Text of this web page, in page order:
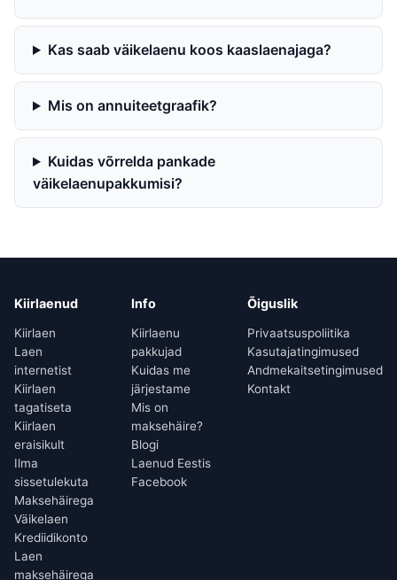
Kas saab väikelaenu koos kaaslaenajaga?
Mis on annuiteetgraafik?
Kuidas võrrelda pankade
väikelaenupakkumisi?
Kiirlaenud
Kiirlaen
Laen
internetist
Kiirlaen
tagatiseta
Kiirlaen
eraisikult
Ilma
sissetulekuta
Maksehäirega
Väikelaen
Krediidikonto
Laen
maksehäirega
Info
Kiirlaenu
pakkujad
Kuidas me
järjestame
Mis on
maksehäire?
Blogi
Laenud Eestis
Facebook
Õiguslik
Privaatsuspoliitika
Kasutajatingimused
Andmekaitsetingimused
Kontakt